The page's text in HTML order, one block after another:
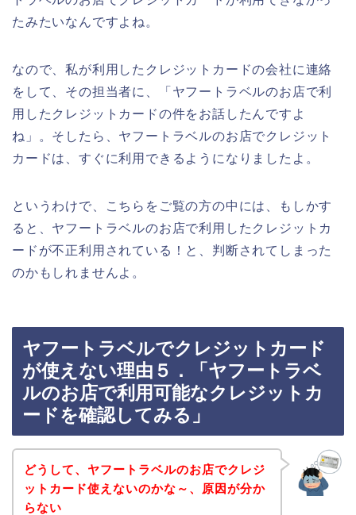
たみたいなんですよね。
なので、私が利用したクレジットカードの会社に連絡
をして、その担当者に、「ヤフートラベルのお店で利
用したクレジットカードの件をお話したんですよ
ね」。そしたら、ヤフートラベルのお店でクレジット
カードは、すぐに利用できるようになりましたよ。
というわけで、こちらをご覧の方の中には、もしかす
ると、ヤフートラベルのお店で利用したクレジットカ
ードが不正利用されている！と、判断されてしまった
のかもしれませんよ。
ヤフートラベルでクレジットカード
が使えない理由５．「ヤフートラベ
ルのお店で利用可能なクレジットカ
ードを確認してみる」
どうして、ヤフートラベルのお店でクレジ
ットカード使えないのかな～、原因が分か
らない